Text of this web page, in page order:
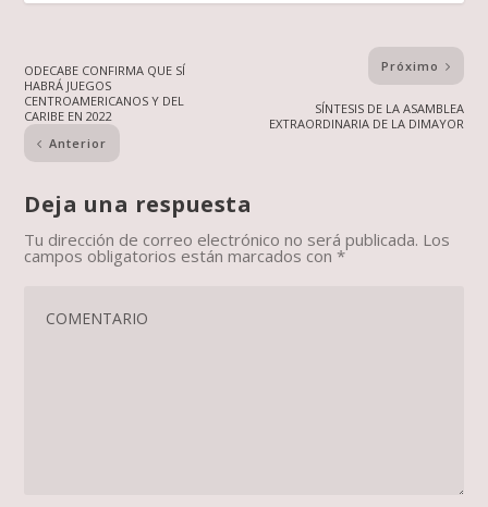
ODECABE CONFIRMA QUE SÍ
HABRÁ JUEGOS
CENTROAMERICANOS Y DEL
CARIBE EN 2022
Anterior
Próximo
SÍNTESIS DE LA ASAMBLEA
EXTRAORDINARIA DE LA DIMAYOR
Deja una respuesta
Tu dirección de correo electrónico no será publicada. Los
campos obligatorios están marcados con*